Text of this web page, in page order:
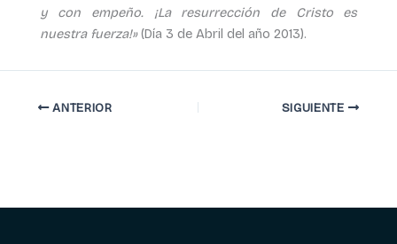
y con empeño. ¡La resurrección de Cristo es
nuestra fuerza!»(Día 3 de Abril del año 2013).
ANTERIOR SIGUIENTE